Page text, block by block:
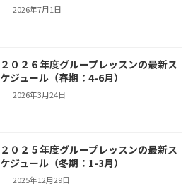
2026年7月1日
２０２６年度グループレッスンの最新ス
ケジュール（春期：4-6月）
2026年3月24日
２０２５年度グループレッスンの最新ス
ケジュール（冬期：1-3月）
2025年12月29日